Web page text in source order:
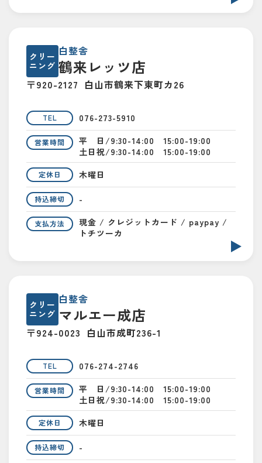
クリー
ニング
白整舎
鶴来レッツ店
〒920-2127 白山市鶴来下東町カ26
TEL 076-273-5910
営業時間
平 日/9:30-14:00 15:00-19:00
土日祝/9:30-14:00 15:00-19:00
定休日 木曜日
持込締切 -
支払方法
現金 / クレジットカード / paypay /
トチツーカ
クリー
ニング
白整舎
マルエー成店
〒924-0023 白山市成町236-1
TEL 076-274-2746
営業時間
平 日/9:30-14:00 15:00-19:00
土日祝/9:30-14:00 15:00-19:00
定休日 木曜日
持込締切 -